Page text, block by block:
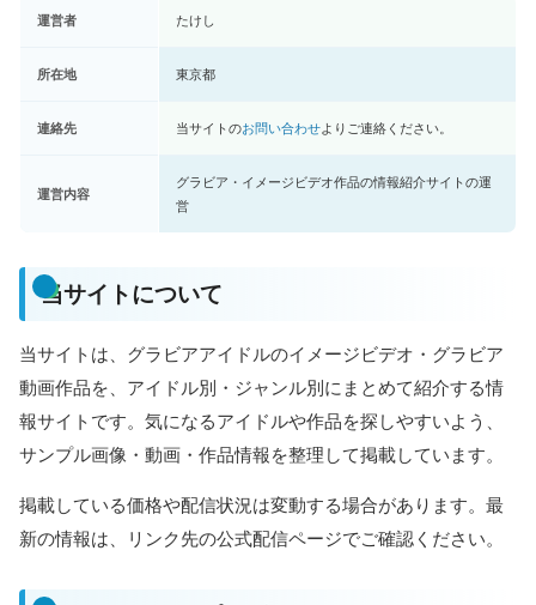
運営者 たけし
所在地 東京都
連絡先 当サイトのお問い合わせよりご連絡ください。
運営内容
グラビア・イメージビデオ作品の情報紹介サイトの運
営
当サイトについて
当サイトは、グラビアアイドルのイメージビデオ・グラビア
動画作品を、アイドル別・ジャンル別にまとめて紹介する情
報サイトです。気になるアイドルや作品を探しやすいよう、
サンプル画像・動画・作品情報を整理して掲載しています。
掲載している価格や配信状況は変動する場合があります。最
新の情報は、リンク先の公式配信ページでご確認ください。